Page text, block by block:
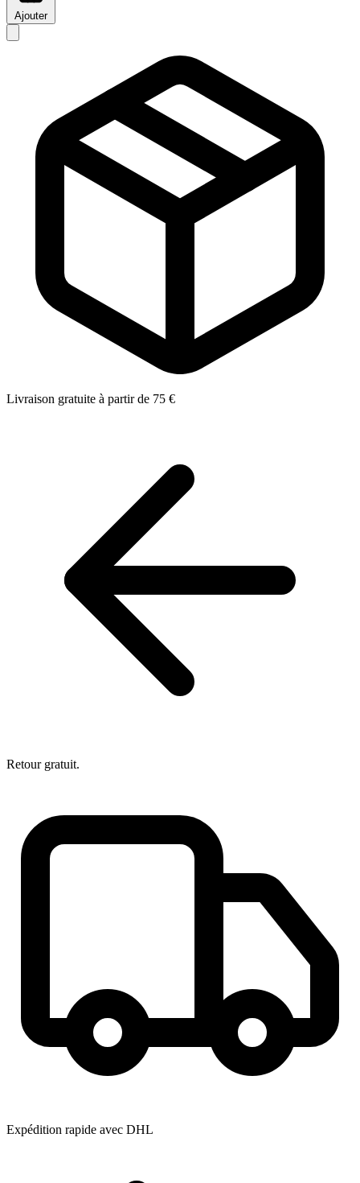
Ajouter
Livraison gratuite à partir de 75 €
Retour gratuit.
Expédition rapide avec DHL